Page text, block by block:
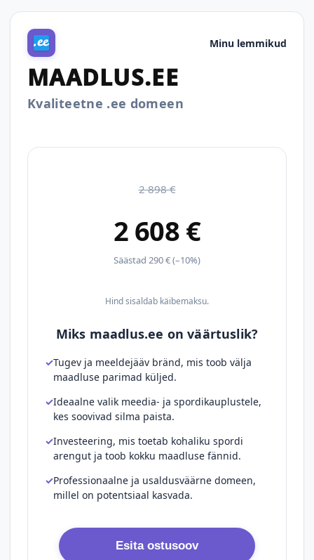
Minu lemmikud
MAADLUS.EE
Kvaliteetne .ee domeen
2 898 €
2 608 €
Säästad 290 € (–10%)
Hind sisaldab käibemaksu.
Miks maadlus.ee on väärtuslik?
Tugev ja meeldejääv bränd, mis toob välja
maadluse parimad küljed.
Ideaalne valik meedia- ja spordikauplustele,
kes soovivad silma paista.
Investeering, mis toetab kohaliku spordi
arengut ja toob kokku maadluse fännid.
Professionaalne ja usaldusväärne domeen,
millel on potentsiaal kasvada.
Esita ostusoov